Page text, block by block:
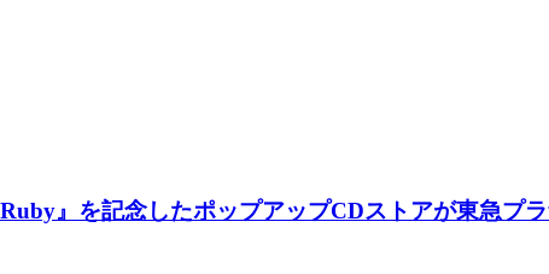
』を記念したポップアップCDストアが東急プ